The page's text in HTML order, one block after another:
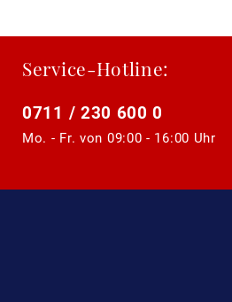
Service-Hotline:
0711 / 230 600 0
Mo. - Fr. von 09:00 - 16:00 Uhr